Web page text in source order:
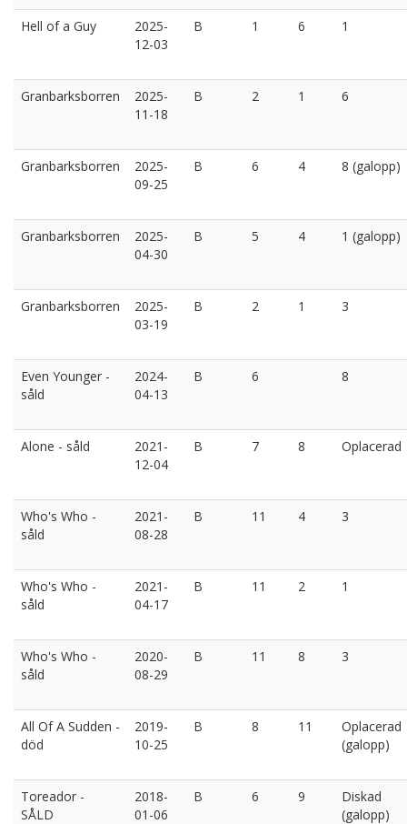
Hell of a Guy
2025-
12-03
B 1 6 1
Granbarksborren
2025-
11-18
B 2 1 6
Granbarksborren
2025-
09-25
B 6 4 8 (galopp)
Granbarksborren
2025-
04-30
B 5 4 1 (galopp)
Granbarksborren
2025-
03-19
B 2 1 3
Even Younger -
såld
2024-
04-13
B 6 8
Alone - såld
2021-
12-04
B 7 8 Oplacerad
Who's Who -
såld
2021-
08-28
B 11 4 3
Who's Who -
såld
2021-
04-17
B 11 2 1
Who's Who -
såld
2020-
08-29
B 11 8 3
All Of A Sudden -
död
2019-
10-25
B 8 11
Oplacerad
(galopp)
Toreador -
SÅLD
2018-
01-06
B 6 9
Diskad
(galopp)